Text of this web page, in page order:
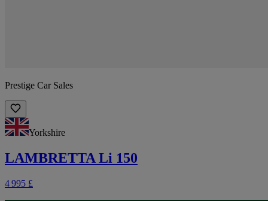
Prestige Car Sales
Yorkshire
LAMBRETTA Li 150
4 995 £